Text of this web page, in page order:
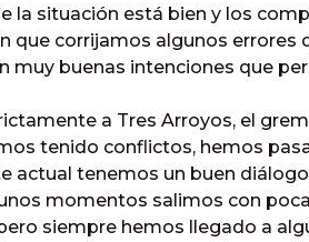
la situación está bien y los
que corrijamos algunos errores
muy buenas intenciones que
a Tres Arroyos, el
tenido conflictos, hemos
actual tenemos un buen
momentos salimos con
siempre hemos llegado a